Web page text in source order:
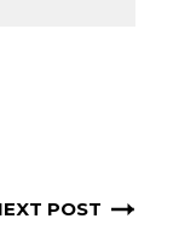
POST